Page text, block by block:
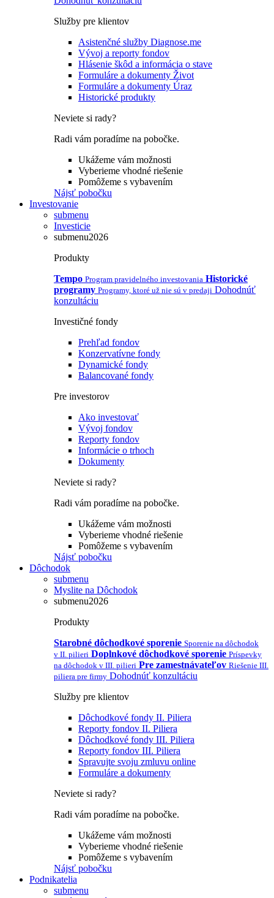
Služby pre klientov
Asistenčné služby Diagnose.me
Vývoj a reporty fondov
Hlásenie škôd a informácia o stave
Formuláre a dokumenty Život
Formuláre a dokumenty Úraz
Historické produkty
Neviete si rady?
Radi vám poradíme na pobočke.
Ukážeme vám možnosti
Vyberieme vhodné riešenie
Pomôžeme s vybavením
Nájsť pobočku
Investovanie
submenu
Investicie
submenu2026
Produkty
Tempo Program pravidelného investovania Historické
programy Programy, ktoré už nie sú v predaji Dohodnúť
konzultáciu
Investičné fondy
Prehľad fondov
Konzervatívne fondy
Dynamické fondy
Balancované fondy
Pre investorov
Ako investovať
Vývoj fondov
Reporty fondov
Informácie o trhoch
Dokumenty
Neviete si rady?
Radi vám poradíme na pobočke.
Ukážeme vám možnosti
Vyberieme vhodné riešenie
Pomôžeme s vybavením
Nájsť pobočku
Dôchodok
submenu
Myslite na Dôchodok
submenu2026
Produkty
Starobné dôchodkové sporenie Sporenie na dôchodok
v II. pilieri Doplnkové dôchodkové sporenie Príspevky
na dôchodok v III. pilieri Pre zamestnávateľov Riešenie III.
piliera pre firmy Dohodnúť konzultáciu
Služby pre klientov
Dôchodkové fondy II. Piliera
Reporty fondov II. Piliera
Dôchodkové fondy III. Piliera
Reporty fondov III. Piliera
Spravujte svoju zmluvu online
Formuláre a dokumenty
Neviete si rady?
Radi vám poradíme na pobočke.
Ukážeme vám možnosti
Vyberieme vhodné riešenie
Pomôžeme s vybavením
Nájsť pobočku
Podnikatelia
submenu